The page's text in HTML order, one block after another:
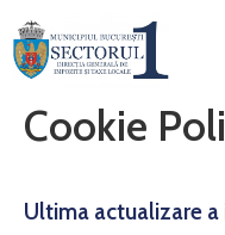
Informații
Cookie
Ultima actualizare